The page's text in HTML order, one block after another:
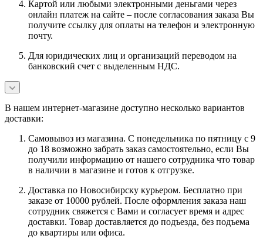
Картой или любыми электронными деньгами через
онлайн платеж на сайте – после согласования заказа Вы
получите ссылку для оплаты на телефон и электронную
почту.
Для юридических лиц и организаций переводом на
банковский счет с выделенным НДС.
В нашем интернет-магазине доступно несколько вариантов
доставки:
Самовывоз из магазина. С понедельника по пятницу с 9
до 18 возможно забрать заказ самостоятельно, если Вы
получили информацию от нашего сотрудника что товар
в наличии в магазине и готов к отгрузке.
Доставка по Новосибирску курьером. Бесплатно при
заказе от 10000 рублей. После оформления заказа наш
сотрудник свяжется с Вами и согласует время и адрес
доставки. Товар доставляется до подъезда, без подъема
до квартиры или офиса.